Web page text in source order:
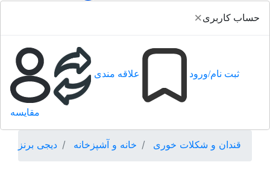
×حساب کاربری
ثبت نام/ورود علاقه مندی
مقایسه
دیجی برنز خانه و آشپزخانه قندان و شکلات خوری